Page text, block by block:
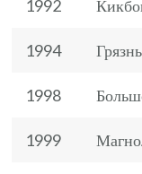
1992
1994
1998
1999